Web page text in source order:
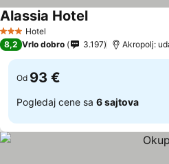
3 Zvezdice
Hotel
Alassia Hotel
8,2 Vrlo dobro 3.197 Akropolj:
Od 93 €
Pogledaj cene sa 6 sajtova